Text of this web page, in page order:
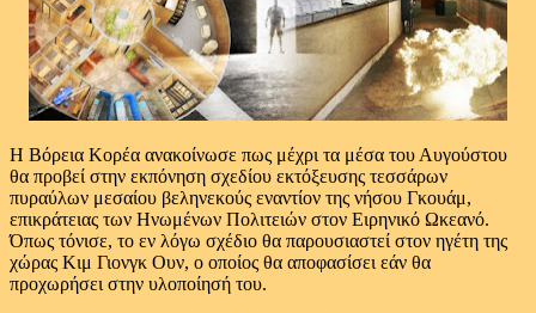
Η Βόρεια Κορέα ανακοίνωσε πως μέχρι τα μέσα του Αυγούστου
θα προβεί στην εκπόνηση σχεδίου εκτόξευσης τεσσάρων
πυραύλων μεσαίου βεληνεκούς εναντίον της νήσου Γκουάμ,
επικράτειας των Ηνωμένων Πολιτειών στον Ειρηνικό Ωκεανό.
Όπως τόνισε, το εν λόγω σχέδιο θα παρουσιαστεί στον ηγέτη της
χώρας Κιμ Γιονγκ Ουν, ο οποίος θα αποφασίσει εάν θα
προχωρήσει στην υλοποίησή του.